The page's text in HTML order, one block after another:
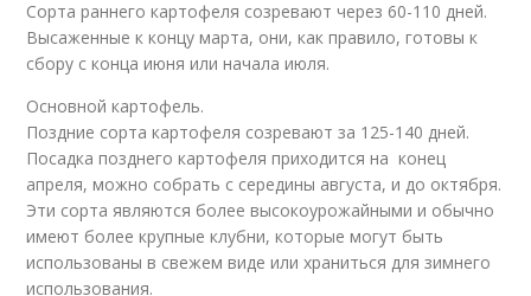
Сорта раннего картофеля созревают через 60-110 дней.
Высаженные к концу марта, они, как правило, готовы к
сбору с конца июня или начала июля.
Основной картофель.
Поздние сорта картофеля созревают за 125-140 дней.
Посадка позднего картофеля приходится на конец
апреля, можно собрать с середины августа, и до октября.
Эти сорта являются более высокоурожайными и обычно
имеют более крупные клубни, которые могут быть
использованы в свежем виде или храниться для зимнего
использования.